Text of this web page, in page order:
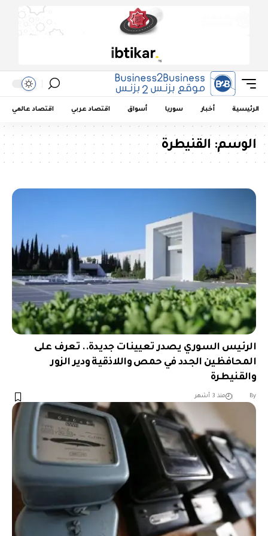
الرئيسية أخبار سوريا أسواق اقتصاد عربي اقتصاد عالمي
الوسم:القنيطرة
الرئيس السوري يصدر تعيينات جديدة.. تعرف على
المحافظين الجدد في حمص واللاذقية ودير الزور
والقنيطرة
By منذ 3 أشهر